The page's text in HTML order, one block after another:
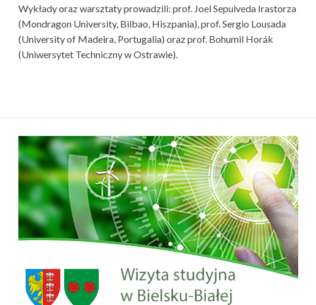
Wykłady oraz warsztaty prowadzili: prof. Joel Sepulveda Irastorza
(Mondragon University, Bilbao, Hiszpania), prof. Sergio Lousada
(University of Madeira, Portugalia) oraz prof. Bohumil Horák
(Uniwersytet Techniczny w Ostrawie).